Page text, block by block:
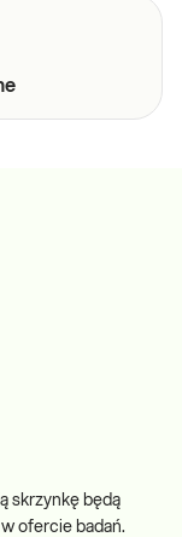
skrzynkę będą
ofercie badań.